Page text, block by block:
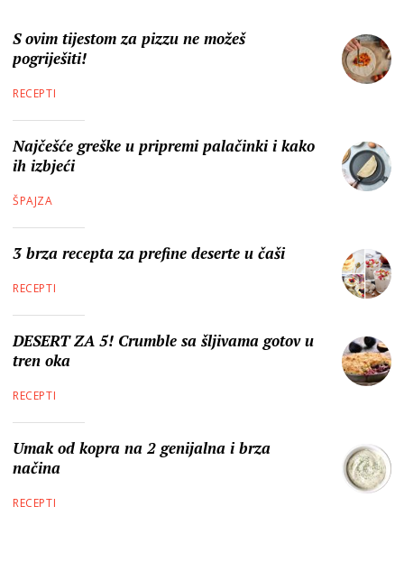
S ovim tijestom za pizzu ne možeš
pogriješiti!
RECEPTI
Najčešće greške u pripremi palačinki i kako
ih izbjeći
ŠPAJZA
3 brza recepta za prefine deserte u čaši
RECEPTI
DESERT ZA 5! Crumble sa šljivama gotov u
tren oka
RECEPTI
Umak od kopra na 2 genijalna i brza
načina
RECEPTI